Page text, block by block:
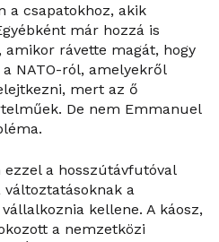
a csapatokhoz, akik
már hozzá is
rávette magát, hogy
NATO-ról, amelyekről
mert az ő
De nem Emmanuel
a hosszútávfutóval
a
kellene. A káosz,
a nemzetközi